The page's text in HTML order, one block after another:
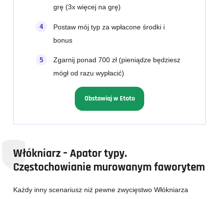
grę (3x więcej na grę)
Postaw mój typ za wpłacone środki i
bonus
Zgarnij ponad 700 zł (pieniądze będziesz
mógł od razu wypłacić)
Obstawiaj w Etoto
Włókniarz – Apator typy.
Częstochowianie murowanym faworytem
Każdy inny scenariusz niż pewne zwycięstwo Włókniarza